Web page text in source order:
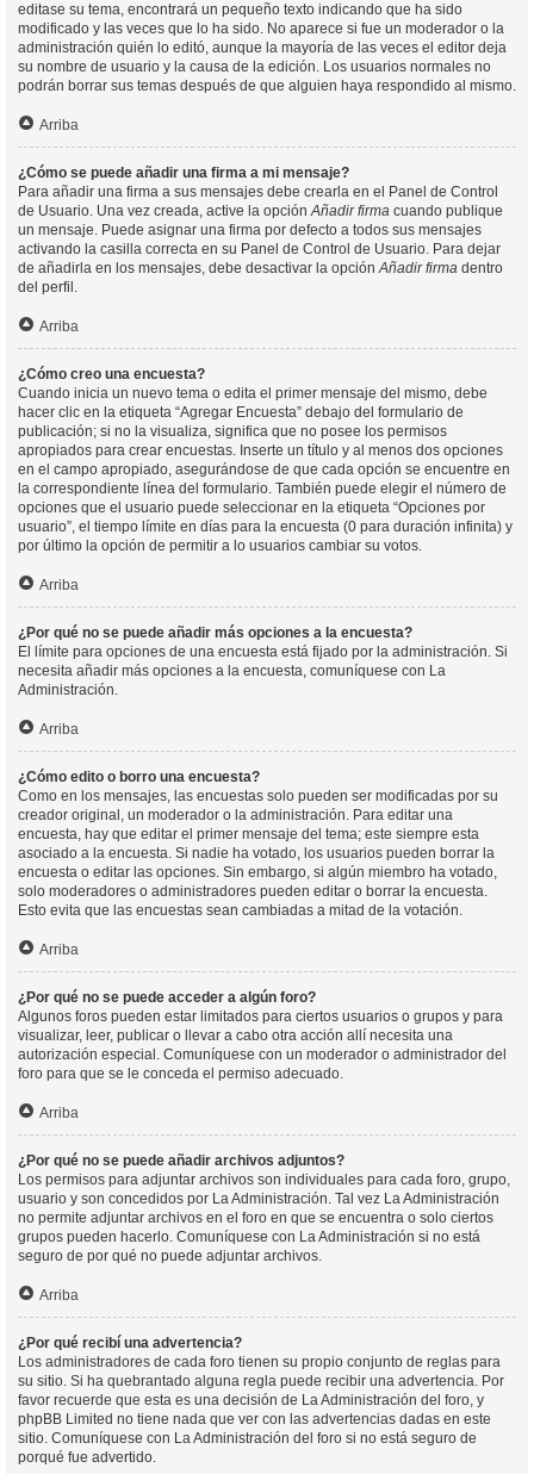
editase su tema, encontrará un pequeño texto indicando que ha sido
modificado y las veces que lo ha sido. No aparece si fue un moderador o la
administración quién lo editó, aunque la mayoría de las veces el editor deja
su nombre de usuario y la causa de la edición. Los usuarios normales no
podrán borrar sus temas después de que alguien haya respondido al mismo.
Arriba
¿Cómo se puede añadir una firma a mi mensaje?
Para añadir una firma a sus mensajes debe crearla en el Panel de Control
de Usuario. Una vez creada, active la opciónAñadir firma cuando publique
un mensaje. Puede asignar una firma por defecto a todos sus mensajes
activando la casilla correcta en su Panel de Control de Usuario. Para dejar
de añadirla en los mensajes, debe desactivar la opciónAñadir firma dentro
del perfil.
Arriba
¿Cómo creo una encuesta?
Cuando inicia un nuevo tema o edita el primer mensaje del mismo, debe
hacer clic en la etiqueta “Agregar Encuesta” debajo del formulario de
publicación; si no la visualiza, significa que no posee los permisos
apropiados para crear encuestas. Inserte un título y al menos dos opciones
en el campo apropiado, asegurándose de que cada opción se encuentre en
la correspondiente línea del formulario. También puede elegir el número de
opciones que el usuario puede seleccionar en la etiqueta “Opciones por
usuario”, el tiempo límite en días para la encuesta (0 para duración infinita) y
por último la opción de permitir a lo usuarios cambiar su votos.
Arriba
¿Por qué no se puede añadir más opciones a la encuesta?
El límite para opciones de una encuesta está fijado por la administración. Si
necesita añadir más opciones a la encuesta, comuníquese con La
Administración.
Arriba
¿Cómo edito o borro una encuesta?
Como en los mensajes, las encuestas solo pueden ser modificadas por su
creador original, un moderador o la administración. Para editar una
encuesta, hay que editar el primer mensaje del tema; este siempre esta
asociado a la encuesta. Si nadie ha votado, los usuarios pueden borrar la
encuesta o editar las opciones. Sin embargo, si algún miembro ha votado,
solo moderadores o administradores pueden editar o borrar la encuesta.
Esto evita que las encuestas sean cambiadas a mitad de la votación.
Arriba
¿Por qué no se puede acceder a algún foro?
Algunos foros pueden estar limitados para ciertos usuarios o grupos y para
visualizar, leer, publicar o llevar a cabo otra acción allí necesita una
autorización especial. Comuníquese con un moderador o administrador del
foro para que se le conceda el permiso adecuado.
Arriba
¿Por qué no se puede añadir archivos adjuntos?
Los permisos para adjuntar archivos son individuales para cada foro, grupo,
usuario y son concedidos por La Administración. Tal vez La Administración
no permite adjuntar archivos en el foro en que se encuentra o solo ciertos
grupos pueden hacerlo. Comuníquese con La Administración si no está
seguro de por qué no puede adjuntar archivos.
Arriba
¿Por qué recibí una advertencia?
Los administradores de cada foro tienen su propio conjunto de reglas para
su sitio. Si ha quebrantado alguna regla puede recibir una advertencia. Por
favor recuerde que esta es una decisión de La Administración del foro, y
phpBB Limited no tiene nada que ver con las advertencias dadas en este
sitio. Comuníquese con La Administración del foro si no está seguro de
porqué fue advertido.